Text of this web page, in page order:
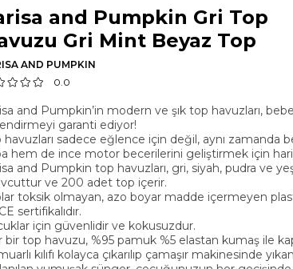
and Pumpkin Gri Top
Gri Mint Beyaz Top
AND PUMPKIN
0.0
and Pumpkin’in modern ve şık top havuzları,
garanti ediyor!
havuzları sadece eğlence için değil, aynı zamanda
hem de ince motor becerilerini geliştirmek için
and Pumpkin top havuzları, gri, siyah, pudra ve
ve 200 adet top içerir.
toksik olmayan, azo boyar madde içermeyen
sertifikalıdır.
için güvenlidir ve kokusuzdur.
bir top havuzu, %95 pamuk %5 elastan kumaş ile
kılıfı kolayca çıkarılıp çamaşır makinesinde